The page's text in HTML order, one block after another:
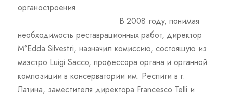
органостроения.
В 2008 году, понимая
необходимость реставрационных работ, директор
M°Edda Silvestri, назначил комиссию, состоящую из
маэстро Luigi Sacco, профессора органа и органной
композиции в консерватории им. Респиги в г.
Латина, заместителя директора Francesco Telli и